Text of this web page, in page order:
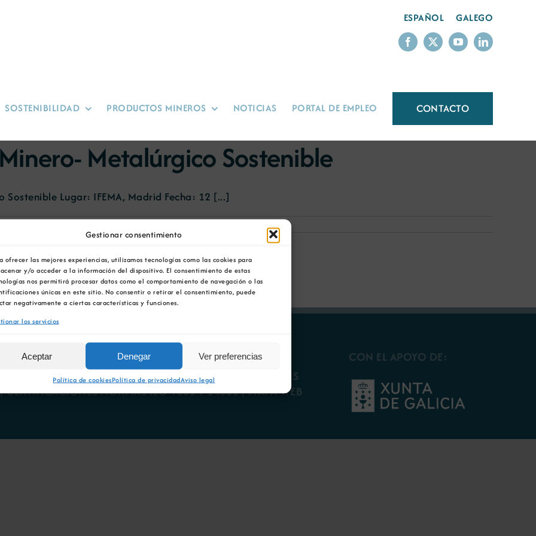
Gestionar consentimiento
ofrecer las mejores experiencias, utilizamos tecnologías como las cookies para
y/o acceder a la información del dispositivo. El consentimiento de estas
nos permitirá procesar datos como el comportamiento de navegación o las
únicas en este sitio. No consentir o retirar el consentimiento, puede
negativamente a ciertas características y funciones.
los servicios
Aceptar Denegar Ver preferencias
Política de cookiesPolítica de privacidadAviso legal
ESPAÑOL GALEGO
SOSTENIBILIDAD PRODUCTOS MINEROS NOTICIAS PORTAL DE EMPLEO CONTACTO
Metalúrgico Sostenible
Lugar: IFEMA, Madrid Fecha: 12 [...]
POLÍTICA DE PRIVACIDAD|POLÍTICA DE COOKIES
CERTIFICACIONES NORMAS ISO 9001 Y 14001|MAPA WEB
CON EL APOYO DE: